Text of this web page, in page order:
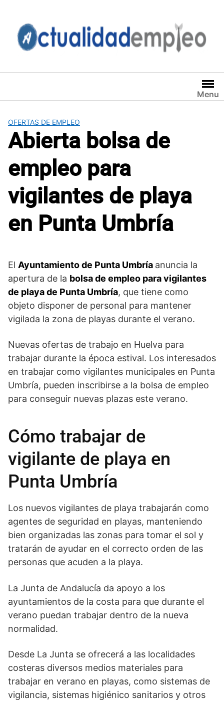
contenido
Menu
OFERTAS DE EMPLEO
Abierta bolsa de
empleo para
vigilantes de playa
en Punta Umbría
El Ayuntamiento de Punta Umbría anuncia la
apertura de la bolsa de empleo para vigilantes
de playa de Punta Umbría, que tiene como
objeto disponer de personal para mantener
vigilada la zona de playas durante el verano.
Nuevas ofertas de trabajo en Huelva para
trabajar durante la época estival. Los interesados
en trabajar como vigilantes municipales en Punta
Umbría, pueden inscribirse a la bolsa de empleo
para conseguir nuevas plazas este verano.
Cómo trabajar de
vigilante de playa en
Punta Umbría
Los nuevos vigilantes de playa trabajarán como
agentes de seguridad en playas, manteniendo
bien organizadas las zonas para tomar el sol y
tratarán de ayudar en el correcto orden de las
personas que acuden a la playa.
La Junta de Andalucía da apoyo a los
ayuntamientos de la costa para que durante el
verano puedan trabajar dentro de la nueva
normalidad.
Desde La Junta se ofrecerá a las localidades
costeras diversos medios materiales para
trabajar en verano en playas, como sistemas de
vigilancia, sistemas higiénico sanitarios y otros